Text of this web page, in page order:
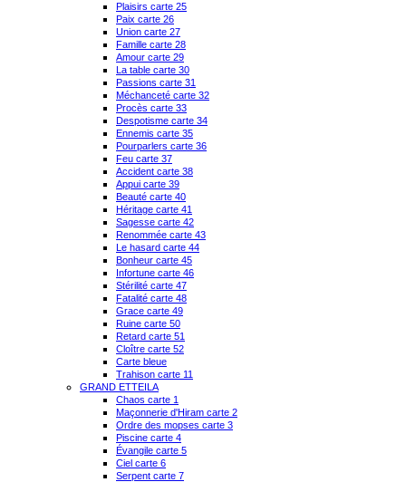
Plaisirs carte 25
Paix carte 26
Union carte 27
Famille carte 28
Amour carte 29
La table carte 30
Passions carte 31
Méchanceté carte 32
Procès carte 33
Despotisme carte 34
Ennemis carte 35
Pourparlers carte 36
Feu carte 37
Accident carte 38
Appui carte 39
Beauté carte 40
Héritage carte 41
Sagesse carte 42
Renommée carte 43
Le hasard carte 44
Bonheur carte 45
Infortune carte 46
Stérilité carte 47
Fatalité carte 48
Grace carte 49
Ruine carte 50
Retard carte 51
Cloître carte 52
Carte bleue
Trahison carte 11
GRAND ETTEILA
Chaos carte 1
Maçonnerie d'Hiram carte 2
Ordre des mopses carte 3
Piscine carte 4
Évangile carte 5
Ciel carte 6
Serpent carte 7